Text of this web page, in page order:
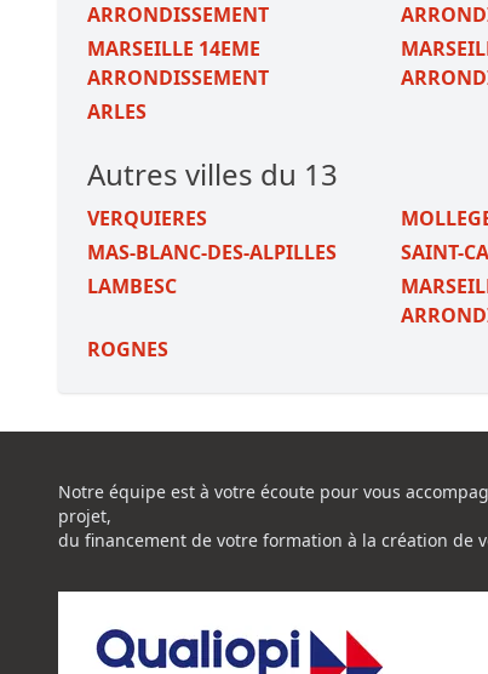
ARRONDISSEMENT
MARSEILLE 14EME
ARRONDISSEMENT
ARLES
Autres villes du 13
VERQUIERES
MAS-BLANC-DES-ALPILLES
SAINT-
LAMBESC
ROGNES
Notre équipe est à votre écoute pour vous
projet,
du financement de votre formation à la création de